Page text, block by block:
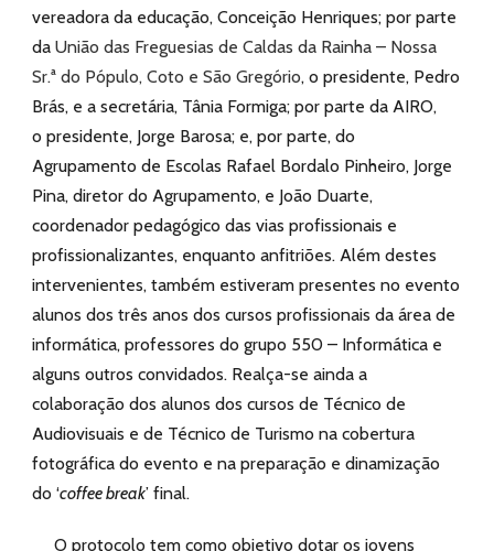
vereadora da educação, Conceição Henriques; por parte
da União das Freguesias de Caldas da Rainha – Nossa
Sr.ª do Pópulo, Coto e São Gregório, o presidente, Pedro
Brás, e a secretária, Tânia Formiga; por parte da AIRO,
o presidente, Jorge Barosa; e, por parte, do
Agrupamento de Escolas Rafael Bordalo Pinheiro, Jorge
Pina, diretor do Agrupamento, e João Duarte,
coordenador pedagógico das vias profissionais e
profissionalizantes, enquanto anfitriões. Além destes
intervenientes, também estiveram presentes no evento
alunos dos três anos dos cursos profissionais da área de
informática, professores do grupo 550 – Informática e
alguns outros convidados. Realça-se ainda a
colaboração dos alunos dos cursos de Técnico de
Audiovisuais e de Técnico de Turismo na cobertura
fotográfica do evento e na preparação e dinamização
do ‘coffee break’ final.
O protocolo tem como objetivo dotar os jovens